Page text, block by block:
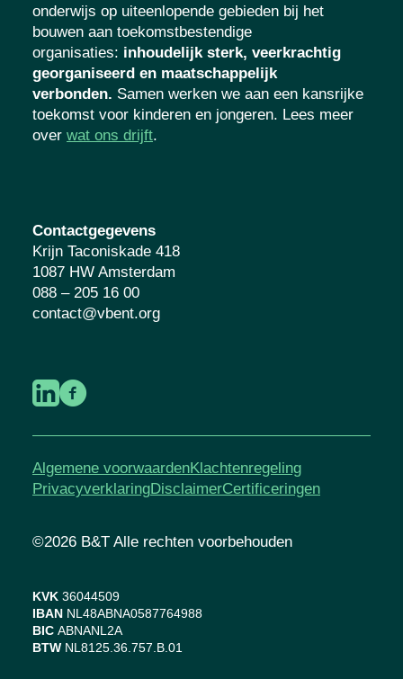
onderwijs op uiteenlopende gebieden bij het
bouwen aan toekomstbestendige
organisaties: inhoudelijk sterk, veerkrachtig
georganiseerd en maatschappelijk
verbonden. Samen werken we aan een
kansrijke toekomst voor kinderen en
jongeren. Lees meer over
Contactgegevens
Krijn Taconiskade 418
1087 HW Amsterdam
088 – 205 16 00
contact@vbent.org
Algemene voorwaardenKlachtenregeling
PrivacyverklaringDisclaimerCertificeringen
©2026 B&T Alle rechten voorbehouden
KVK 36044509
IBAN NL48ABNA0587764988
BIC ABNANL2A
BTW NL8125.36.757.B.01